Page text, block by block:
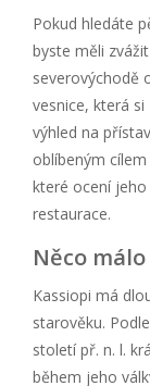
Pokud hledáte
byste měli
severovýchodě
vesnice, která
výhled na
oblíbeným
které ocení
restaurace.
Něco
Kassiopi má
starověku.
století př. n. l.
během jeho